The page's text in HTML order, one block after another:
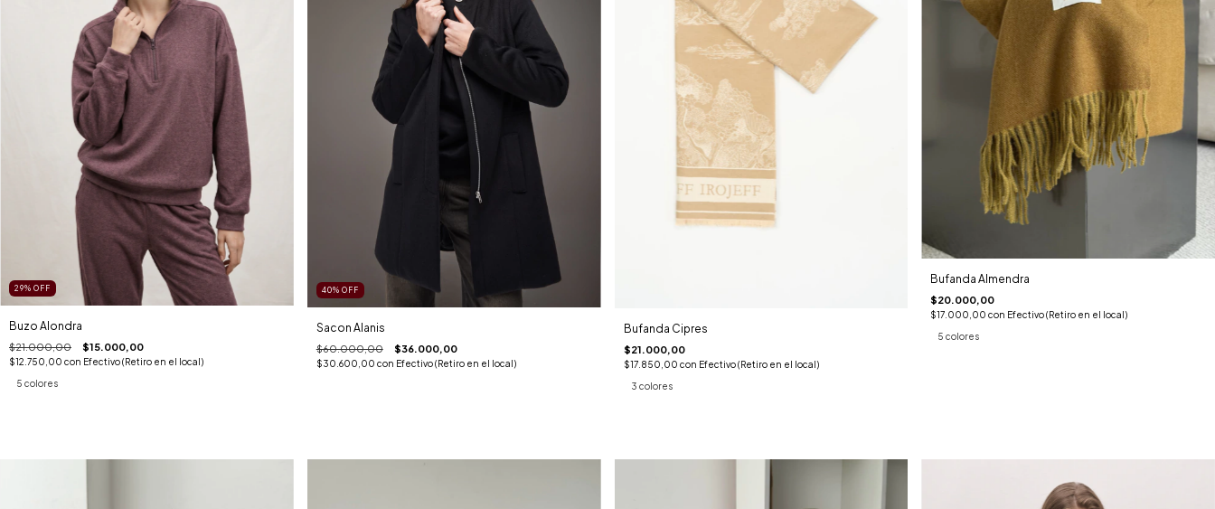
29% OFF
Buzo Alondra
$21.000,00 $15.000,00
$12.750,00 con Efectivo (Retiro en el local)
5 colores
40% OFF
Sacon Alanis
$60.000,00 $36.000,00
$30.600,00 con Efectivo (Retiro en el local)
Bufanda Cipres
$21.000,00
$17.850,00 con Efectivo (Retiro en el local)
3 colores
Bufanda Almendra
$20.000,00
$17.000,00con Efectivo (Retiro en el local)
5 colores